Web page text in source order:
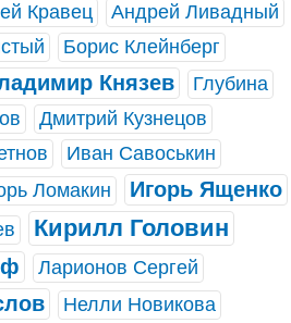
Кравец
Андрей Ливадный
Борис Клейнберг
Князев
Глубина
Дмитрий Кузнецов
Иван Савоськин
Ломакин Игорь Ященко
Кирилл Головин
Ларионов Сергей
Нелли Новикова